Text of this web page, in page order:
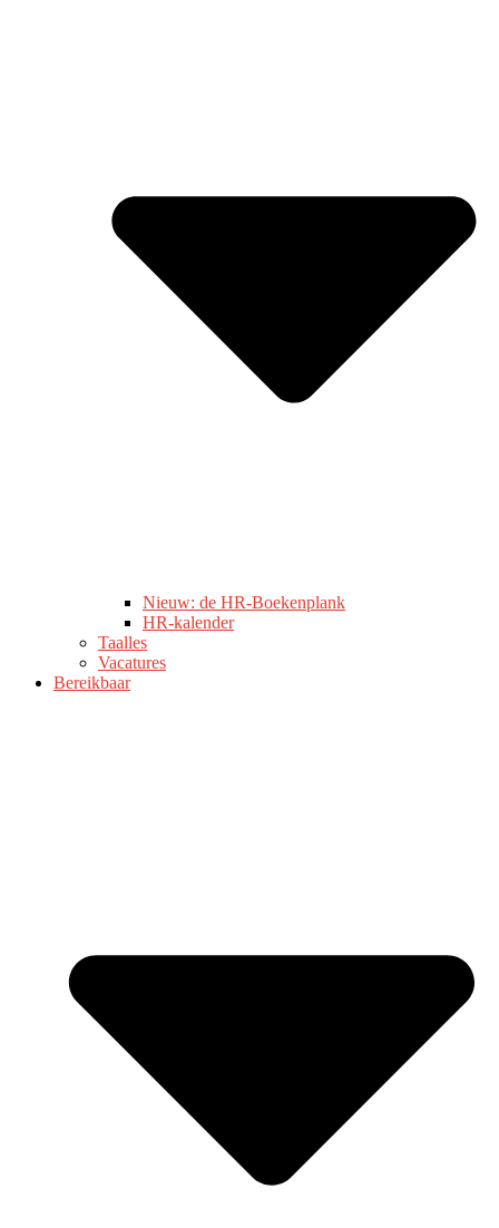
Nieuw: de HR-Boekenplank
HR-kalender
Taalles
Vacatures
Bereikbaar